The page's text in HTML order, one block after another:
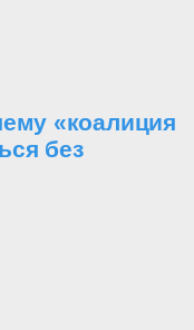
«коалиция
без